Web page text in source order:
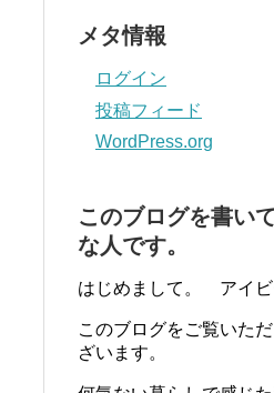
メタ情報
ログイン
投稿フィード
WordPress.org
このブログを書い
な人です。
はじめまして。 アイビ
このブログをご覧いた
ざいます。